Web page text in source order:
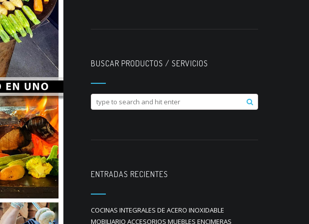
BUSCAR PRODUCTOS / SERVICIOS
ENTRADAS RECIENTES
COCINAS INTEGRALES DE ACERO INOXIDABLE
MOBILIARIO ACCESORIOS MUEBLES ENCIMERAS